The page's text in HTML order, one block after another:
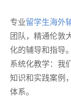
专业留学生海外
团队，精通伦敦
化的辅导和指导。
系统化教学：我
知识和实践案例
体系。